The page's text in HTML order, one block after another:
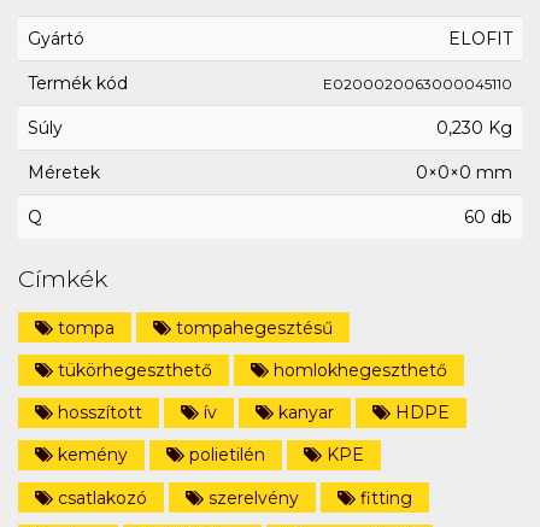
Gyártó ELOFIT
Termék kód E0200020063000045110
Súly 0,230 Kg
Méretek 0×0×0 mm
Q 60 db
Címkék
tompa
tompahegesztésű
tükörhegeszthető
homlokhegeszthető
hosszított
ív kanyar
HDPE
kemény
polietilén
KPE
csatlakozó
szerelvény
fitting